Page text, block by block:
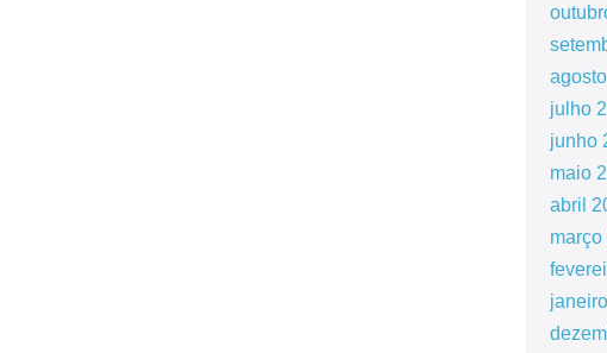
julho
junho
maio
abril